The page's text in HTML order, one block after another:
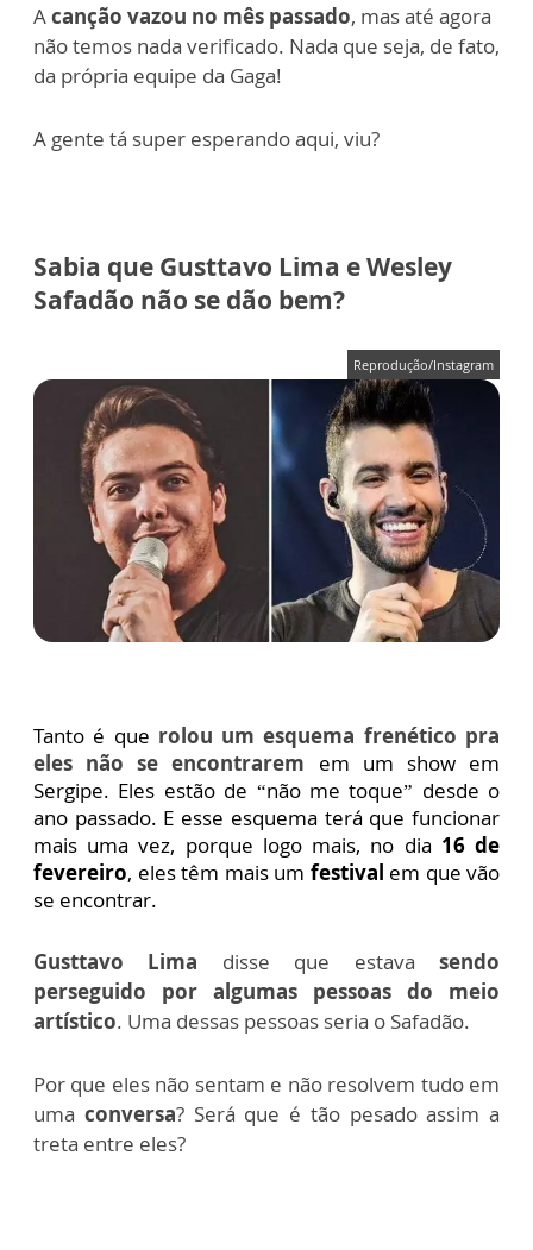
Acanção vazou no mês passado, mas até agora
não temos nada verificado. Nada que seja, de fato,
da própria equipe da Gaga!
A gente tá super esperando aqui, viu?
Sabia que Gusttavo Lima e Wesley
Safadão não se dão bem?
Reprodução/Instagram
Tanto é que rolou um esquema frenético pra
eles não se encontrarem em um show em
Sergipe. Eles estão de “não me toque” desde o
ano passado. E esse esquema terá que funcionar
mais uma vez, porque logo mais, no dia 16 de
fevereiro, eles têm mais um festival em que vão
se encontrar.
Gusttavo Lima disse que estavasendo
perseguido por algumas pessoas do meio
artístico. Uma dessas pessoas seria o Safadão.
Por que eles não sentam e não resolvem tudo em
uma conversa? Será que é tão pesado assim a
treta entre eles?